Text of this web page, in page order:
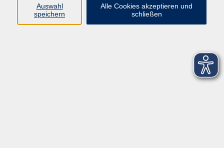
Auswahl
speichern
Alle Cookies akzeptieren und
schließen